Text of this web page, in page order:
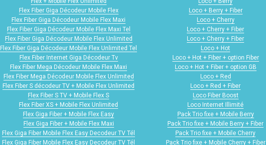
Flex Fiber Giga Décodeur Mobile Flex
Flex Fiber Giga Décodeur Mobile Flex Maxi
Flex Fiber Giga Décodeur Mobile Flex Maxi Tel
Flex Fiber Giga Décodeur Mobile Flex Unlimited
Flex Fiber Giga Décodeur Mobile Flex Unlimited Tel
Flex Fiber Internet Giga Décodeur Tv
Flex Fiber Mega Décodeur Mobile Flex Maxi
Flex Fiber Mega Décodeur Mobile Flex Unlimited
Flex Fiber S décodeur TV + Mobile Flex Unlimited
Flex Fiber S TV + Mobile Flex S
Flex Fiber XS + Mobile Flex Unlimited
Flex Giga Fiber + Mobile Flex Easy
Flex Giga Fiber + Mobile Flex Maxi
Flex Giga Fiber Mobile Flex Easy Decodeur TV Tél
Flex Giga Fiber Mobile Flex Easy Decodeur TV Tél
Loco + Berry + Fiber
Loco + Cherry
Loco + Cherry + Fiber
Loco + Cherry + Fiber
Loco + Hot
Loco + Hot + Fiber + option Fiber
Loco + Hot + Fiber + option GB
Loco + Red
Loco + Red + Fiber
Loco Fiber Boost
Loco Internet Illimité
Pack Trio fixe + Mobile Berry
Pack Trio fixe + Mobile Berry + Fiber
Pack Trio fixe + Mobile Cherry
Pack Trio fixe + Mobile Cherry + Fiber